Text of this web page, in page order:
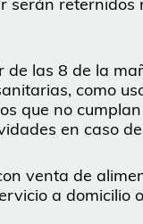
serán
las 8 de la
como
que no
en caso
venta de
a domicilio